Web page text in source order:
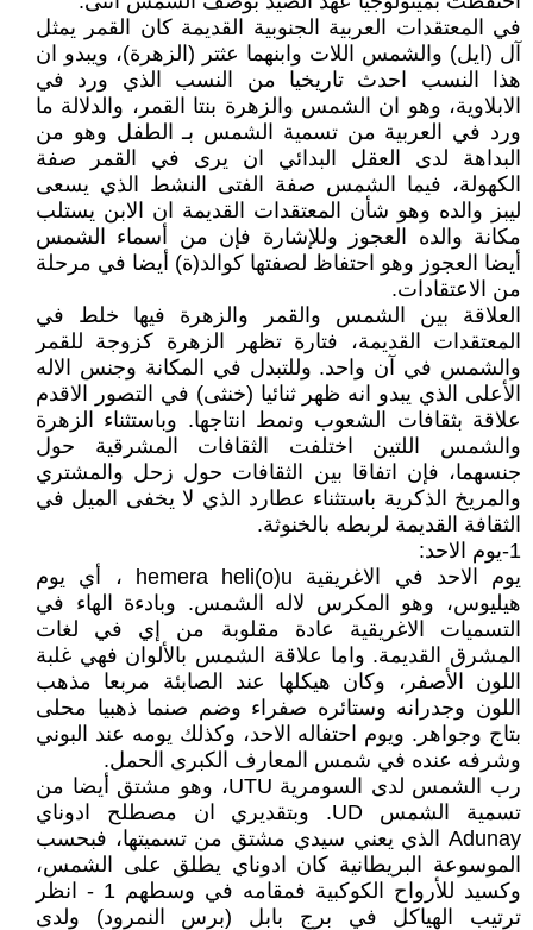
في المعتقدات العربية الجنوبية القديمة كان القمر يمثل
آل (ايل) والشمس اللات وابنهما عثتر (الزهرة)، ويبدو ان
هذا النسب احدث تاريخيا من النسب الذي ورد في
الابلاوية، وهو ان الشمس والزهرة بنتا القمر، والدلالة ما
ورد في العربية من تسمية الشمس بـ الطفل وهو من
البداهة لدى العقل البدائي ان يرى في القمر صفة
الكهولة، فيما الشمس صفة الفتى النشط الذي يسعى
ليبز والده وهو شأن المعتقدات القديمة ان الابن يستلب
مكانة والده العجوز وللإشارة فإن من أسماء الشمس
أيضا العجوز وهو احتفاظ لصفتها كوالد(ة) أيضا في مرحلة
من الاعتقادات.
العلاقة بين الشمس والقمر والزهرة فيها خلط في
المعتقدات القديمة، فتارة تظهر الزهرة كزوجة للقمر
والشمس في آن واحد. وللتبدل في المكانة وجنس الاله
الأعلى الذي يبدو انه ظهر ثنائيا (خنثى) في التصور الاقدم
علاقة بثقافات الشعوب ونمط انتاجها. وباستثناء الزهرة
والشمس اللتين اختلفت الثقافات المشرقية حول
جنسهما، فإن اتفاقا بين الثقافات حول زحل والمشتري
والمريخ الذكرية باستثناء عطارد الذي لا يخفى الميل في
الثقافة القديمة لربطه بالخنوثة.
1-يوم الاحد:
يوم الاحد في الاغريقية hemera heli(o)u ، أي يوم
هيليوس، وهو المكرس لاله الشمس. وبادءة الهاء في
التسميات الاغريقية عادة مقلوبة من إي في لغات
المشرق القديمة. واما علاقة الشمس بالألوان فهي غلبة
اللون الأصفر، وكان هيكلها عند الصابئة مربعا مذهب
اللون وجدرانه وستائره صفراء وضم صنما ذهبيا محلى
بتاج وجواهر. ويوم احتفاله الاحد، وكذلك يومه عند البوني
وشرفه عنده في شمس المعارف الكبرى الحمل.
رب الشمس لدى السومرية UTU، وهو مشتق أيضا من
تسمية الشمس UD. وبتقديري ان مصطلح ادوناي
Adunay الذي يعني سيدي مشتق من تسميتها، فبحسب
الموسوعة البريطانية كان ادوناي يطلق على الشمس،
وكسيد للأرواح الكوكبية فمقامه في وسطهم 1 - انظر
ترتيب الهياكل في برج بابل (برس النمرود) ولدى